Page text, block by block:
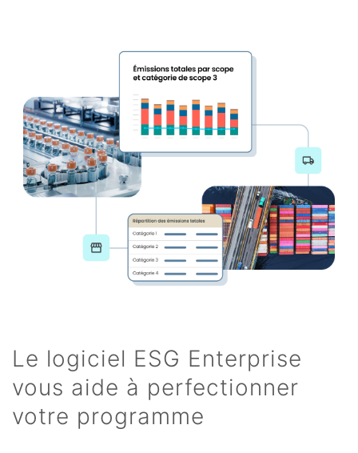
Le logiciel ESG Enterprise
vous aide à perfectionner
votre programme